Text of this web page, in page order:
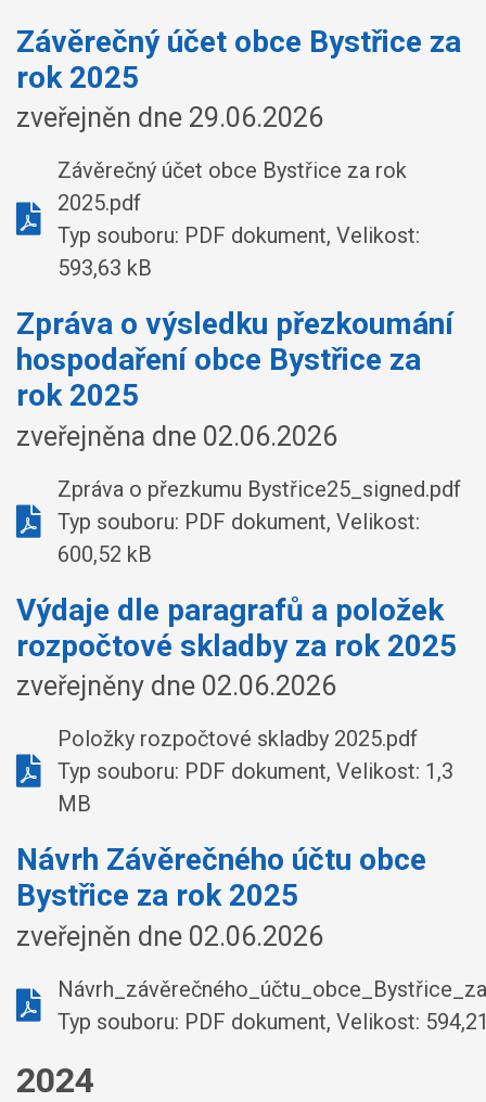
Závěrečný účet obce Bystřice za
rok 2025
zveřejněn dne 29.06.2026
Závěrečný účet obce Bystřice za rok
2025.pdf
Typ souboru: PDF dokument, Velikost:
593,63 kB
Zpráva o výsledku přezkoumání
hospodaření obce Bystřice za
rok 2025
zveřejněna dne 02.06.2026
Zpráva o přezkumu Bystřice25_signed.pdf
Typ souboru: PDF dokument, Velikost:
600,52 kB
Výdaje dle paragrafů a položek
rozpočtové skladby za rok 2025
zveřejněny dne 02.06.2026
Položky rozpočtové skladby 2025.pdf
Typ souboru: PDF dokument, Velikost: 1,3
MB
Návrh Závěrečného účtu obce
Bystřice za rok 2025
zveřejněn dne 02.06.2026
Typ souboru: PDF dokument, Velikost:
2024